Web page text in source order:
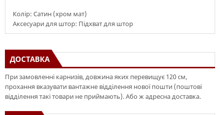
Колір: Сатин (хром мат)
Аксесуари для штор: Підхват для штор
ДОСТАВКА
При замовленні карнизів, довжина яких перевищує 120 см,
прохання вказувати вантажне відділення нової пошти (поштові
відділення такі товари не приймають). Або ж адресна доставка.